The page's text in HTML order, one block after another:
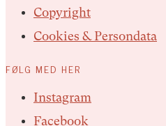
Copyright
Cookies & Persondata
FØLG MED HER
Instagram
Facebook